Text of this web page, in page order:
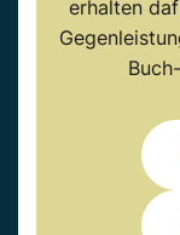
erhalten